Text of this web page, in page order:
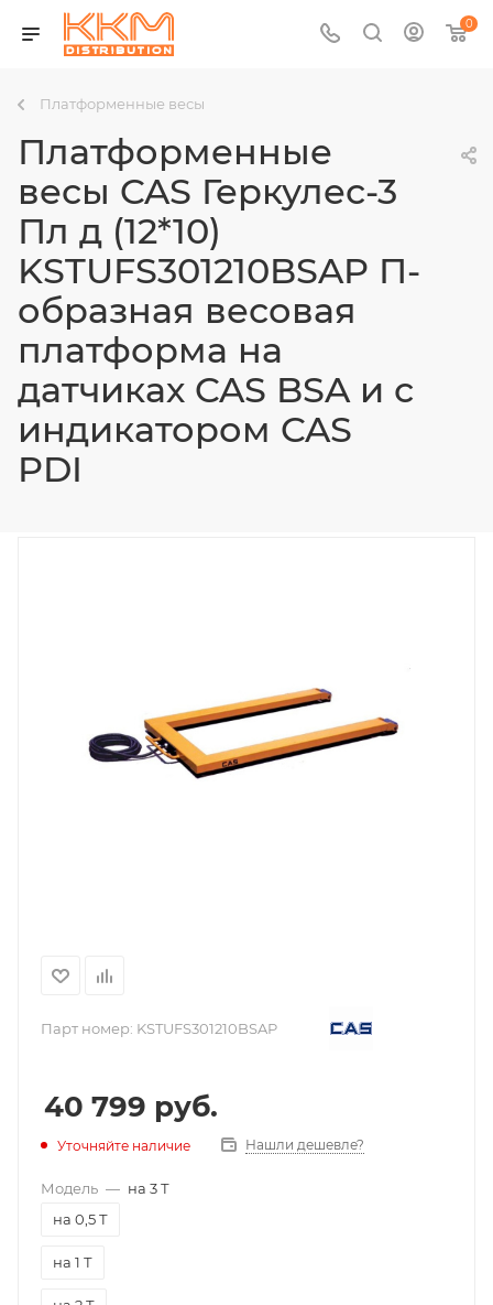
0
Платформенные весы
Платформенные
весы CAS Геркулес-3
Пл д (12*10)
KSTUFS301210BSAP П-
образная весовая
платформа на
датчиках CAS BSA и с
индикатором CAS
PDI
Парт номер: KSTUFS301210BSAP
40 799 руб.
Уточняйте наличие Нашли дешевле?
Модель — на 3 Т
на 0,5 Т
на 1 Т